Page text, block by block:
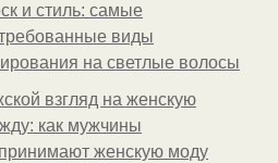
и стиль: самые
виды
на светлые волосы
взгляд на женскую
как мужчины
женскую моду